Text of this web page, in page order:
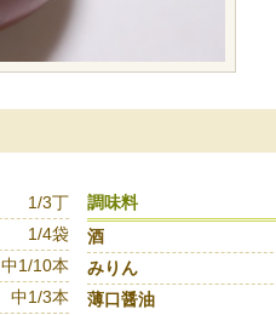
1/3丁
1/4袋
中1/10本
中1/3本
調味料
酒
みりん
薄口醤油